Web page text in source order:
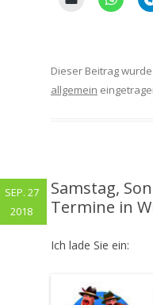
Dieser Beitrag
allgemein
Samstag,
Termine in
Ich lade Sie ein:
SEP. 27
2018